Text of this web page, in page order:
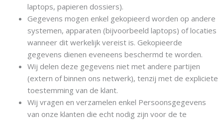
laptops, papieren dossiers).
Gegevens mogen enkel gekopieerd worden op andere
systemen, apparaten (bijvoorbeeld laptops) of locaties
wanneer dit werkelijk vereist is. Gekopieerde
gegevens dienen eveneens beschermd te worden.
Wij delen deze gegevens niet met andere partijen
(extern of binnen ons netwerk), tenzij met de expliciete
toestemming van de klant.
Wij vragen en verzamelen enkel Persoonsgegevens
van onze klanten die echt nodig zijn voor de te